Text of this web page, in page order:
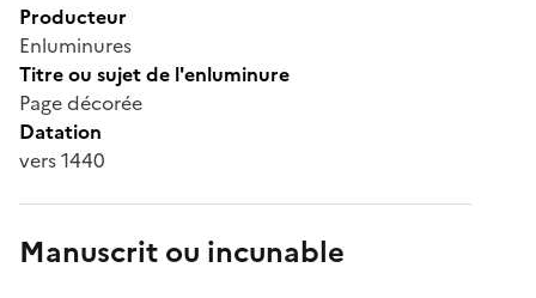
Producteur
Enluminures
Titre ou sujet de l'enluminure
Page décorée
Datation
vers 1440
Manuscrit ou incunable